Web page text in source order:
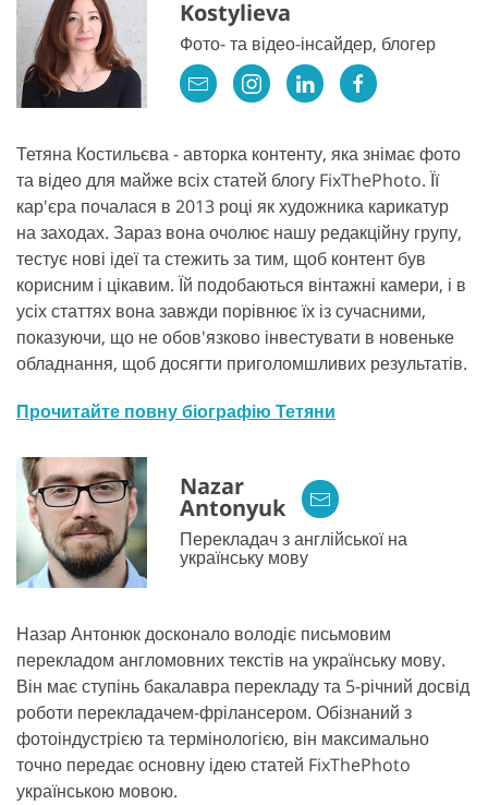
Kostylieva
Фото- та відео-інсайдер, блогер
Тетяна Костильєва - авторка контенту, яка знімає фото
та відео для майже всіх статей блогу FixThePhoto. Її
кар'єра почалася в 2013 році як художника карикатур
на заходах. Зараз вона очолює нашу редакційну групу,
тестує нові ідеї та стежить за тим, щоб контент був
корисним і цікавим. Їй подобаються вінтажні камери, і в
усіх статтях вона завжди порівнює їх із сучасними,
показуючи, що не обов'язково інвестувати в новеньке
обладнання, щоб досягти приголомшливих результатів.
Прочитайте повну біографію Тетяни
Nazar
Antonyuk
Перекладач з англійської на
українську мову
Назар Антонюк досконало володіє письмовим
перекладом англомовних текстів на українську мову.
Він має ступінь бакалавра перекладу та 5-річний досвід
роботи перекладачем-фрілансером. Обізнаний з
фотоіндустрією та термінологією, він максимально
точно передає основну ідею статей FixThePhoto
українською мовою.